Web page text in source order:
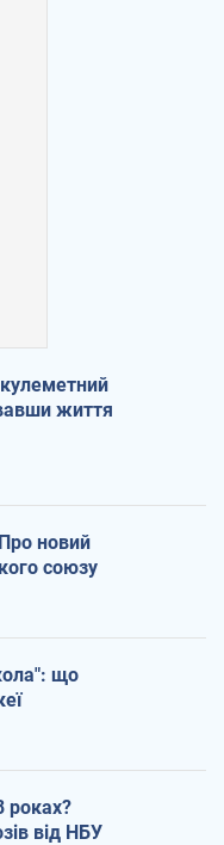
життя
новий
союзу
що
роках?
від НБУ